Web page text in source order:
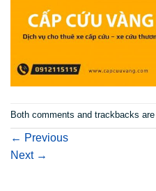
Both comments and trackbacks
← Previous
Next →